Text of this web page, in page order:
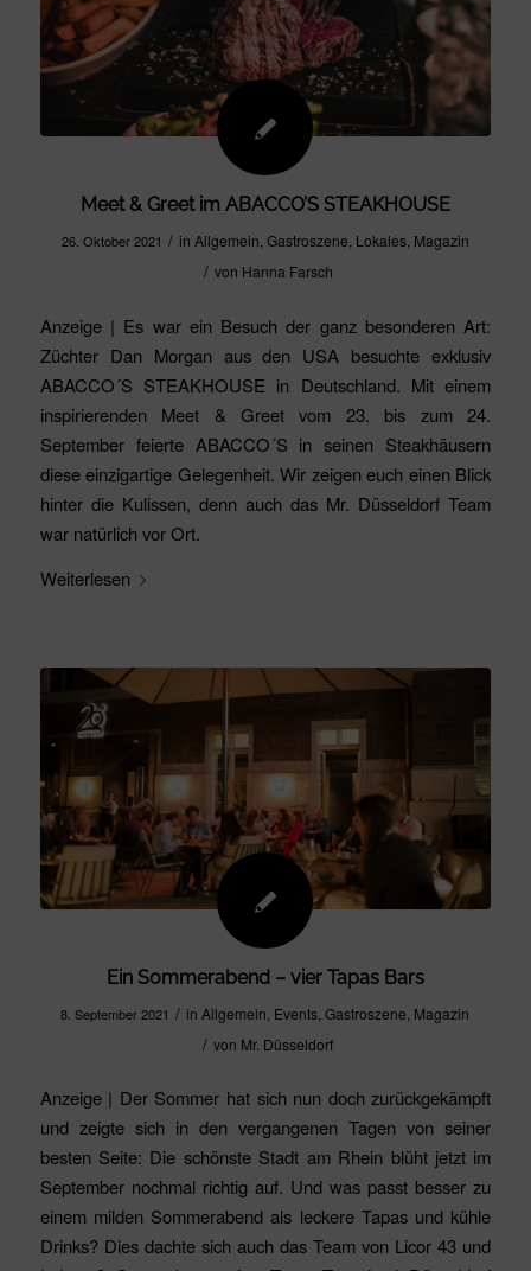
Meet & Greet im ABACCO’S STEAKHOUSE
26. Oktober 2021 / in Allgemein Gastroszene Lokales, Magazin
/ von Hanna Farsch
Anzeige | Es war ein Besuch der ganz besonderen Art:
Züchter Dan Morgan aus den USA besuchte exklusiv
ABACCO´S STEAKHOUSE in Deutschland. Mit einem
inspirierenden Meet & Greet vom 23. bis zum 24.
September feierte ABACCO´S in seinen Steakhäusern
diese einzigartige Gelegenheit. Wir zeigen euch einen Blick
hinter die Kulissen, denn auch das Mr. Düsseldorf Team
war natürlich vor Ort.
Weiterlesen
Ein Sommerabend – vier Tapas Bars
8. September 2021 / in Allgemein Events ,Gastroszene Magazin
/ von Mr. Düsseldorf
Anzeige | Der Sommer hat sich nun doch zurückgekämpft
und zeigte sich in den vergangenen Tagen von seiner
besten Seite: Die schönste Stadt am Rhein blüht jetzt im
September nochmal richtig auf. Und was passt besser zu
einem milden Sommerabend als leckere Tapas und kühle
Drinks? Dies dachte sich auch das Team von Licor 43 und